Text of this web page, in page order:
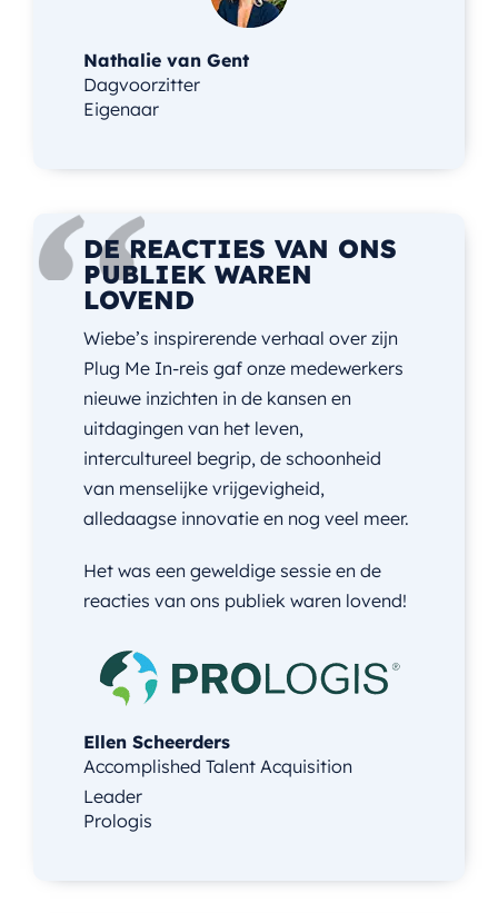
Nathalie van Gent
Dagvoorzitter
Eigenaar
DE REACTIES VAN ONS
PUBLIEK WAREN
LOVEND
Wiebe’s inspirerende verhaal over zijn
Plug Me In-reis gaf onze medewerkers
nieuwe inzichten in de kansen en
uitdagingen van het leven,
intercultureel begrip, de schoonheid
van menselijke vrijgevigheid,
alledaagse innovatie en nog veel meer.
Het was een geweldige sessie en de
reacties van ons publiek waren lovend!
Ellen Scheerders
Accomplished Talent Acquisition
Leader
Prologis